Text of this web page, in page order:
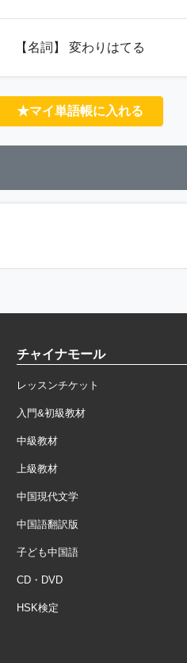
【名詞】 変わりはてる
★マイ単語帳に入れる
チャイナモール
レッスンチケット
入門&初級教材
中級教材
上級教材
中国現代文学
中国語翻訳版
子ども中国語
CD・DVD
HSK検定